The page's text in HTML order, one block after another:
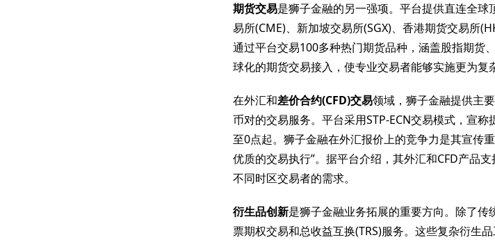
期货交易是狮子金融的另一强项。平台提供直连全
易所(CME)、新加坡交易所(SGX)、香港期货交易所
通过平台交易100多种热门期货品种，涵盖股指期货
球化的期货交易接入，使专业交易者能够实施更为复
在外汇和差价合约(CFD)交易领域，狮子金融提供主
币对的交易服务。平台采用STP-ECN交易模式，宣
至0点起。狮子金融在外汇报价上的竞争力是其宣传
优质的交易执行”。据平台介绍，其外汇和CFD产品
不同时区交易者的需求。
衍生品创新是狮子金融业务拓展的重要方向。除了传
票期权交易和总收益互换(TRS)服务。这些复杂衍生